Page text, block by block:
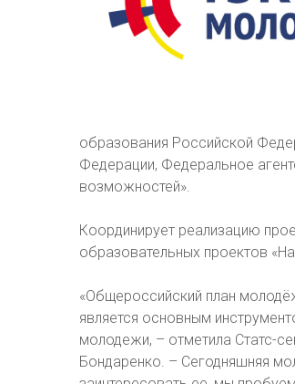
образования Российской
Федерации, Федеральное
возможностей».
Координирует реализацию
образовательных проектов
«Общероссийский план
является основным
молодежи, – отметила Статс-
Бондаренко. – Сегодняшняя